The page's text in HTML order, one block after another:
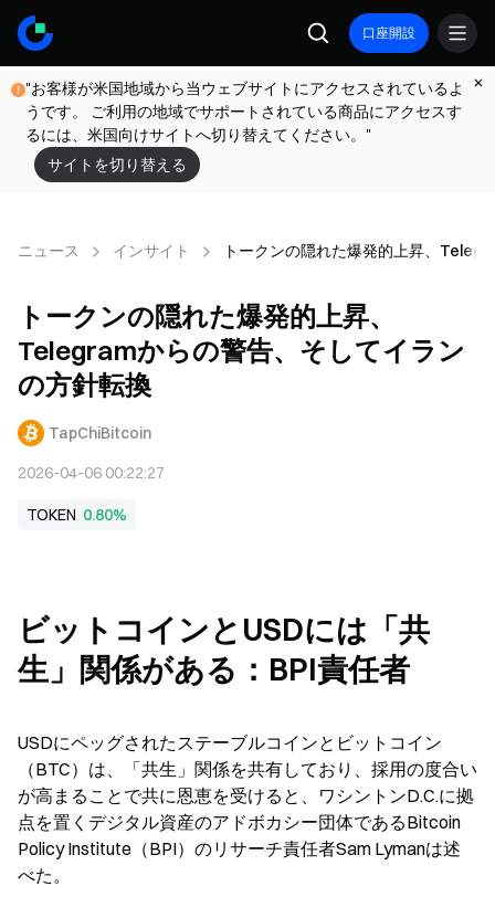
口座開設
"お客様が米国地域から当ウェブサイトにアクセスされているよ
うです。 ご利用の地域でサポートされている商品にアクセスす
るには、米国向けサイトへ切り替えてください。"
サイトを切り替える
ニュース インサイト トークンの隠れた爆発的上昇、
トークンの隠れた爆発的上昇、
Telegramからの警告、そしてイラン
の方針転換
TapChiBitcoin
2026-04-06 00:22:27
TOKEN 0.80%
ビットコインとUSDには「共
生」関係がある：BPI責任者
USDにペッグされたステーブルコインとビットコイン
（BTC）は、「共生」関係を共有しており、採用の度合い
が高まることで共に恩恵を受けると、ワシントンD.C.に拠
点を置くデジタル資産のアドボカシー団体であるBitcoin
Policy Institute（BPI）のリサーチ責任者Sam Lymanは述
べた。